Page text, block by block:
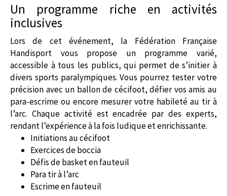
Un programme riche en activités
inclusives
Lors de cet événement, la Fédération Française
Handisport vous propose un programme varié,
accessible à tous les publics, qui permet de s’initier à
divers sports paralympiques. Vous pourrez tester votre
précision avec un ballon de cécifoot, défier vos amis au
para-escrime ou encore mesurer votre habileté au tir à
l’arc. Chaque activité est encadrée par des experts,
rendant l’expérience à la fois ludique et enrichissante.
Initiations au cécifoot
Exercices de boccia
Défis de basket en fauteuil
Para tir à l’arc
Escrime en fauteuil